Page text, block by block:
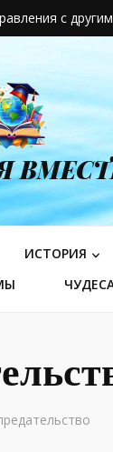
с
ИСТОРИЯ